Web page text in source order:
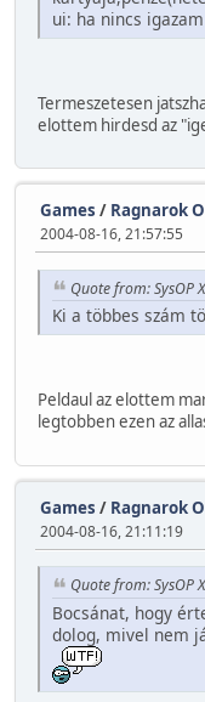
ui: ha nincs
Termeszetesen
elottem hirdesd az
Games / Ragnarok
2004-08-16, 21:57:55
Quote from: SysOP
Ki a többes szám
Peldaul az elottem
legtobben ezen az
Games / Ragnarok
2004-08-16, 21:11:19
Quote from: SysOP
Bocsánat, hogy
dolog, mivel nem